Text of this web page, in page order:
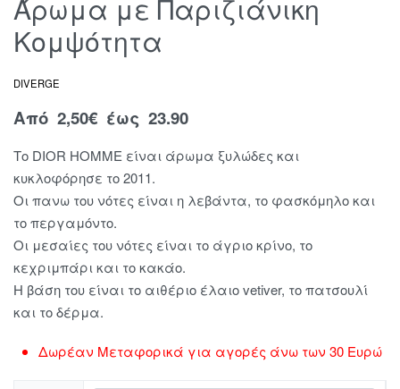
Άρωμα με Παριζιάνικη
Κομψότητα
DIVERGE
Από 2,50€ έως 23.90
Το DIOR HOMME είναι άρωμα ξυλώδες και
κυκλοφόρησε το 2011.
Οι πανω του νότες είναι η λεβάντα, το φασκόμηλο και
το περγαμόντο.
Οι μεσαίες του νότες είναι το άγριο κρίνο, το
κεχριμπάρι και το κακάο.
Η βάση του είναι το αιθέριο έλαιο vetiver, το πατσουλί
και το δέρμα.
Δωρέαν Μεταφορικά για αγορές άνω των 30 Ευρώ